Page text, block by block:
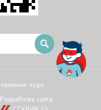
чудо
Разработка сайта: